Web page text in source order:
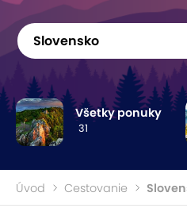
Slovensko
31
Všetky ponuky
Úvod Cestovanie